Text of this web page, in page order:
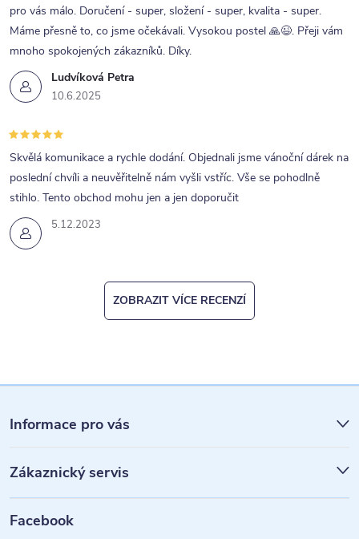
Ludvíková Petra
10.6.2025
pro vás málo. Doručení - super, složení - super, kvalita - super.
Máme přesně to, co jsme očekávali. Vysokou postel 🙏😉. Přeji vám
mnoho spokojených zákazníků. Díky.
5.12.2023
Skvělá komunikace a rychle dodání. Objednali jsme vánoční dárek na
poslední chvíli a neuvěřitelně nám vyšli vstříc. Vše se pohodlně
stihlo. Tento obchod mohu jen a jen doporučit
ZOBRAZIT VÍCE RECENZÍ
á
p
a
Informace pro vás
Zákaznický servis
Facebook